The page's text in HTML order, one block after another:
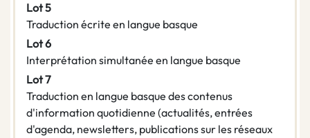
Lot 5
Traduction écrite en langue basque
Lot 6
Interprétation simultanée en langue basque
Lot 7
Traduction en langue basque des contenus
d'information quotidienne (actualités, entrées
d'agenda, newsletters, publications sur les réseaux